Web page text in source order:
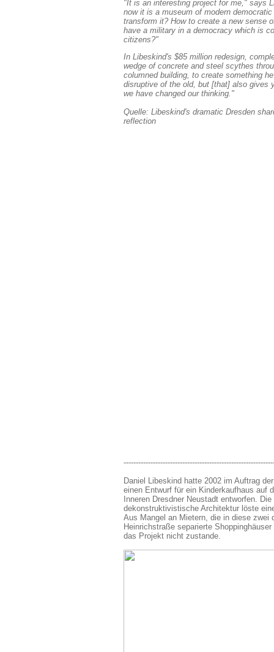
"It is an interesting project for me," says
now it is a museum of modern
transform it? How to create a new sense
have a military in a democracy which is
citizens?"
In Libeskind's $85 million redesign,
wedge of concrete and steel scythes
columned building, to create something
disruptive of the old, but [that] also gives
we have changed our thinking."
Quelle: Libeskind's dramatic Dresden
reflection
Daniel Libeskind hatte 2002 im Auftrag
einen Entwurf für ein Kinderkaufhaus auf
Inneren Dresdner Neustadt entworfen.
dekonstruktivistische Architektur löste
Aus Mangel an Mietern, die in diese zwei
Heinrichstraße separierte
das Projekt nicht zustande.